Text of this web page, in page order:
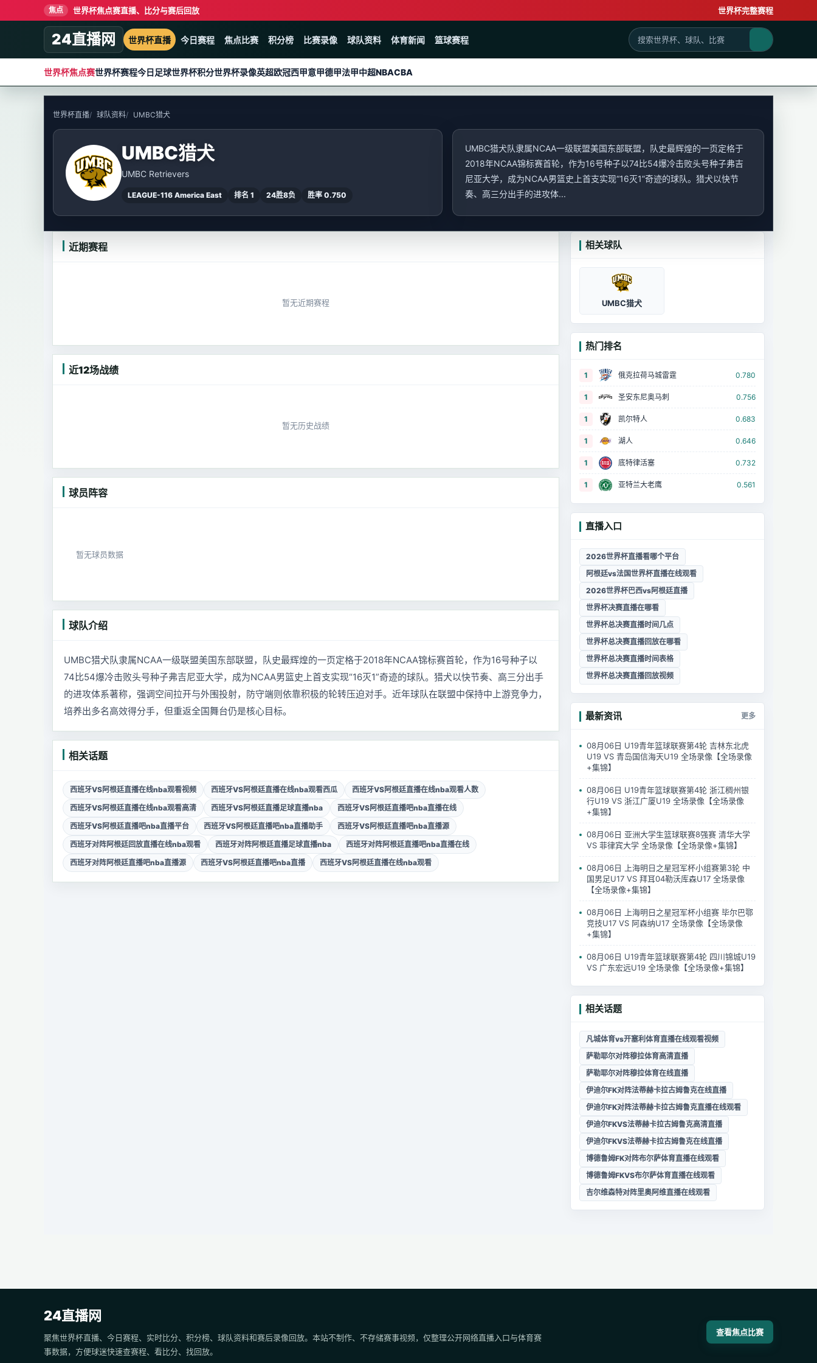
焦点 世界杯焦点赛直播、比分与赛后回放 世界杯完整赛程
24直播网 世界杯直播 今日赛程 焦点比赛 积分榜 比赛录像 球队资料 体育新闻 篮球赛程
世界杯焦点赛世界杯赛程今日足球世界杯积分世界杯录像英超欧冠西甲意甲德甲法甲中超NBACBA
世界杯直播 球队资料 UMBC猎犬
UMBC猎犬
UMBC Retrievers
LEAGUE-116 America East 排名 1 24胜8负 胜率 0.750
UMBC猎犬队隶属NCAA一级联盟美国东部联盟，队史最辉煌的一页定格于
2018年NCAA锦标赛首轮，作为16号种子以74比54爆冷击败头号种子弗吉
尼亚大学，成为NCAA男篮史上首支实现“16灭1”奇迹的球队。猎犬以快节
奏、高三分出手的进攻体...
近期赛程
暂无近期赛程
近12场战绩
暂无历史战绩
球员阵容
暂无球员数据
球队介绍
UMBC猎犬队隶属NCAA一级联盟美国东部联盟，队史最辉煌的一页定格于2018年NCAA锦标赛首轮，作为16号种子以
74比54爆冷击败头号种子弗吉尼亚大学，成为NCAA男篮史上首支实现“16灭1”奇迹的球队。猎犬以快节奏、高三分出手
的进攻体系著称，强调空间拉开与外围投射，防守端则依靠积极的轮转压迫对手。近年球队在联盟中保持中上游竞争力，
培养出多名高效得分手，但重返全国舞台仍是核心目标。
相关话题
西班牙VS阿根廷直播在线nba观看视频 西班牙VS阿根廷直播在线nba观看西瓜
西班牙VS阿根廷直播在线nba观看人数
西班牙VS阿根廷直播在线nba观看高清
西班牙VS阿根廷直播足球直播nba
西班牙VS阿根廷直播吧nba直播在线
西班牙VS阿根廷直播吧nba直播平台
西班牙VS阿根廷直播吧nba直播助手
西班牙VS阿根廷直播吧nba直播源
西班牙对阵阿根廷回放直播在线nba观看
西班牙对阵阿根廷直播足球直播nba
西班牙对阵阿根廷直播吧nba直播在线
西班牙对阵阿根廷直播吧nba直播源
西班牙VS阿根廷直播吧nba直播 西班牙VS阿根廷直播在线nba观看
相关球队
UMBC猎犬
热门排名
1 俄克拉荷马城雷霆 0.780
1 圣安东尼奥马刺 0.756
1 凯尔特人 0.683
1 湖人 0.646
1 底特律活塞 0.732
1 亚特兰大老鹰 0.561
直播入口
2026世界杯直播看哪个平台
阿根廷vs法国世界杯直播在线观看
2026世界杯巴西vs阿根廷直播
世界杯决赛直播在哪看
世界杯总决赛直播时间几点
世界杯总决赛直播回放在哪看
世界杯总决赛直播时间表格
世界杯总决赛直播回放视频
最新资讯 更多
08月06日 U19青年篮球联赛第4轮 吉林东北虎
U19 VS 青岛国信海天U19 全场录像【全场录像
+集锦】
08月06日 U19青年篮球联赛第4轮 浙江稠州银
行U19 VS 浙江广厦U19 全场录像【全场录像
+集锦】
08月06日 亚洲大学生篮球联赛8强赛 清华大学
VS 菲律宾大学 全场录像【全场录像+集锦】
08月06日 上海明日之星冠军杯小组赛第3轮 中
国男足U17 VS 拜耳04勒沃库森U17 全场录像
【全场录像+集锦】
08月06日 上海明日之星冠军杯小组赛 毕尔巴鄂
竞技U17 VS 阿森纳U17 全场录像【全场录像
+集锦】
08月06日 U19青年篮球联赛第4轮 四川锦城U19
VS 广东宏远U19 全场录像【全场录像+集锦】
相关话题
凡城体育vs开塞利体育直播在线观看视频
萨勒耶尔对阵穆拉体育高清直播
萨勒耶尔对阵穆拉体育在线直播
伊迪尔FK对阵法蒂赫卡拉古姆鲁克在线直播
伊迪尔FK对阵法蒂赫卡拉古姆鲁克直播在线观看
伊迪尔FKVS法蒂赫卡拉古姆鲁克高清直播
伊迪尔FKVS法蒂赫卡拉古姆鲁克在线直播
博德鲁姆FK对阵布尔萨体育直播在线观看
博德鲁姆FKVS布尔萨体育直播在线观看
吉尔维森特对阵里奥阿维直播在线观看
24直播网
聚焦世界杯直播、今日赛程、实时比分、积分榜、球队资料和赛后录像回放。本站不制作、不存储赛事视频，仅整理公开网络直播入口与体育赛
事数据，方便球迷快速查赛程、看比分、找回放。
查看焦点比赛